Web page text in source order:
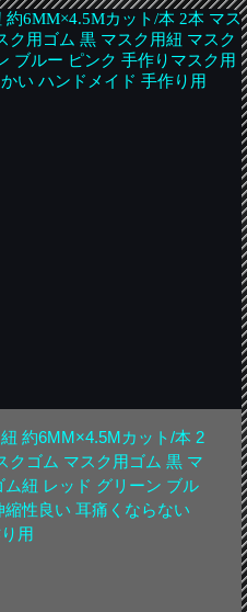
約6MM×4.5Mカット/本 2
クゴム マスク用ゴム 黒 マ
紐 レッド グリーン ブル
性良い 耳痛くならない
用